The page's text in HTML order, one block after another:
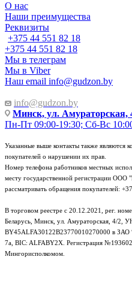
О нас
Наши преимущества
Реквизиты
+375 44 551 82 18
+375 44 551 82 18
Мы в телеграм
Мы в Viber
Наш email info@gudzon.by
info@gudzon.by
Минск, ул. Амураторская,
Пн-Пт 09:00-19:30; Сб-Вс
Указанные выше контакты также являются
покупателей о нарушении их прав.
Номер телефона работников местных
месту государственной регистрации ООО
рассматривать обращения покупателей:
В торговом реестре с 20.12.2021, рег.
Беларусь, Минск, ул. Амураторская, 4/2,
BY45ALFA30122B23770010270000 в ЗАО
7а, BIC: ALFABY2X. Регистрация
Мингорисполкомом.